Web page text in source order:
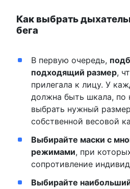
Как выбрать
бега
В первую очередь,
подходящий размер,
прилегала к лицу. У
должна быть шкала, по
выбрать нужный
собственной весовой
Выбирайте маски с
режимами, при
сопротивление
Выбирайте